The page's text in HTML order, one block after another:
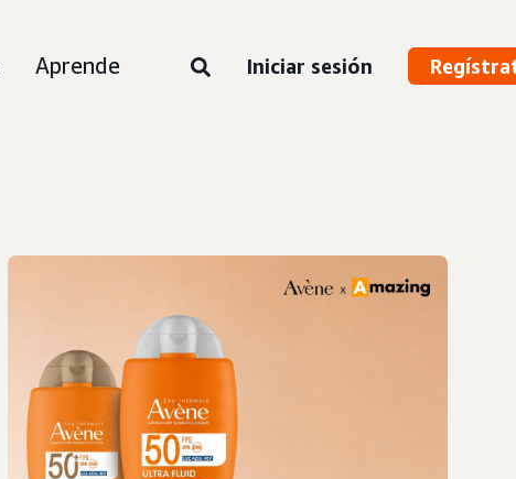
Aprende Iniciar sesión